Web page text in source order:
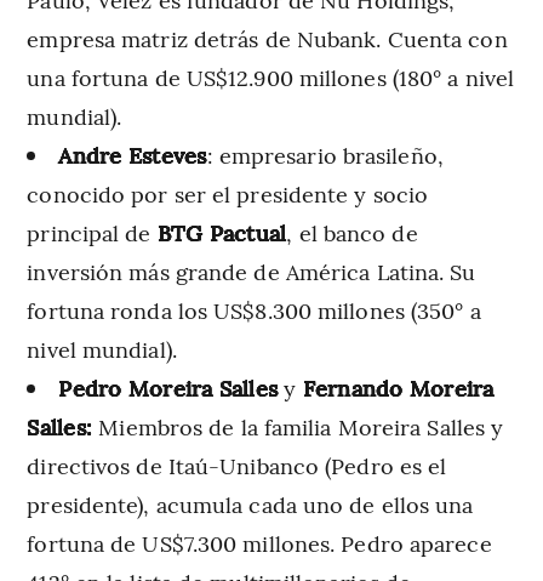
empresa matriz detrás de Nubank. Cuenta con
una fortuna de US$12.900 millones (180° a nivel
mundial).
Andre Esteves: empresario brasileño,
conocido por ser el presidente y socio
principal de BTG Pactual, el banco de
inversión más grande de América Latina. Su
fortuna ronda los US$8.300 millones (350° a
nivel mundial).
Pedro Moreira Sallesy Fernando Moreira
Salles: Miembros de la familia Moreira Salles y
directivos de Itaú-Unibanco (Pedro es el
presidente), acumula cada uno de ellos una
fortuna de US$7.300 millones. Pedro aparece